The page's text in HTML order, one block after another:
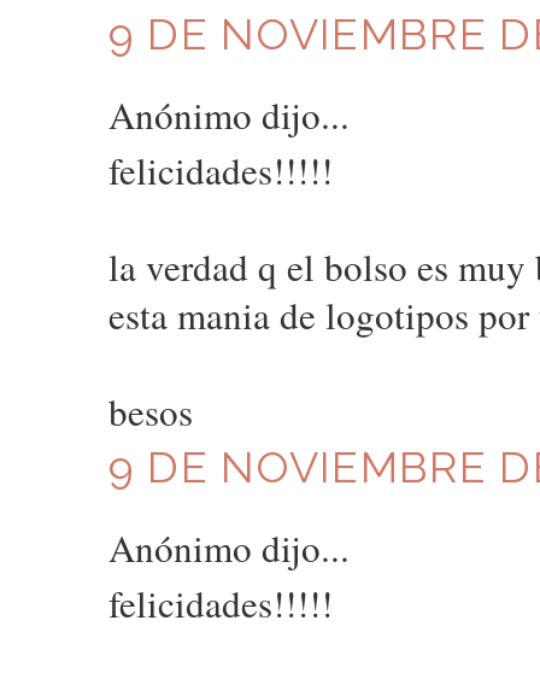
9 DE NOVIEMBRE
Anónimo dijo...
felicidades!!!!!
la verdad q el bolso es
esta mania de logotipos
besos
9 DE NOVIEMBRE
Anónimo dijo...
felicidades!!!!!